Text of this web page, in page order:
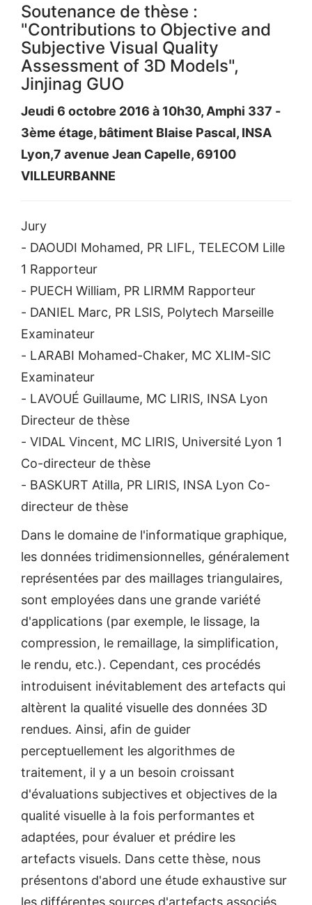
Soutenance de thèse :
"Contributions to Objective and
Subjective Visual Quality
Assessment of 3D Models",
Jinjinag GUO
Jeudi 6 octobre 2016 à 10h30, Amphi 337 -
3ème étage, bâtiment Blaise Pascal, INSA
Lyon,7 avenue Jean Capelle, 69100
VILLEURBANNE
Jury
- DAOUDI Mohamed, PR LIFL, TELECOM Lille
1 Rapporteur
- PUECH William, PR LIRMM Rapporteur
- DANIEL Marc, PR LSIS, Polytech Marseille
Examinateur
- LARABI Mohamed-Chaker, MC XLIM-SIC
Examinateur
- LAVOUÉ Guillaume, MC LIRIS, INSA Lyon
Directeur de thèse
- VIDAL Vincent, MC LIRIS, Université Lyon 1
Co-directeur de thèse
- BASKURT Atilla, PR LIRIS, INSA Lyon Co-
directeur de thèse
Dans le domaine de l'informatique graphique,
les données tridimensionnelles, généralement
représentées par des maillages triangulaires,
sont employées dans une grande variété
d'applications (par exemple, le lissage, la
compression, le remaillage, la simplification,
le rendu, etc.). Cependant, ces procédés
introduisent inévitablement des artefacts qui
altèrent la qualité visuelle des données 3D
rendues. Ainsi, afin de guider
perceptuellement les algorithmes de
traitement, il y a un besoin croissant
d'évaluations subjectives et objectives de la
qualité visuelle à la fois performantes et
adaptées, pour évaluer et prédire les
artefacts visuels. Dans cette thèse, nous
présentons d'abord une étude exhaustive sur
les différentes sources d'artefacts associés